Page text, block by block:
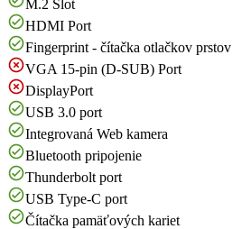
M.2 Slot
HDMI Port
Fingerprint - čítačka otlačkov prstov
VGA 15-pin (D-SUB) Port
DisplayPort
USB 3.0 port
Integrovaná Web kamera
Bluetooth pripojenie
Thunderbolt port
USB Type-C port
Čítačka pamäťových kariet